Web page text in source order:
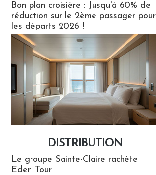
Bon plan croisière : Jusqu'à 60% de
réduction sur le 2ème passager pour
les départs 2026 !
DISTRIBUTION
Le groupe Sainte-Claire rachète
Eden Tour